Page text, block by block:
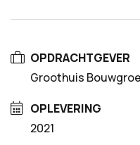
OPDRACHTGEVER
Groothuis
OPLEVERING
2021